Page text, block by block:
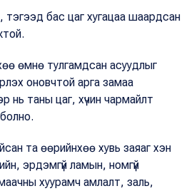
тэгээд бас цаг хугацаа шаардсан
өмнө тулгамдсан асуудлыг
оновчтой арга замаа
нь таны цаг, хүчин чармайлт
та өөрийнхөө хувь заяаг хэн
эрдэмгүй ламын, номгүй
хуурамч амлалт, заль,